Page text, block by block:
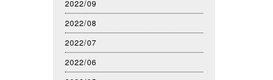
2022/09
2022/08
2022/07
2022/06